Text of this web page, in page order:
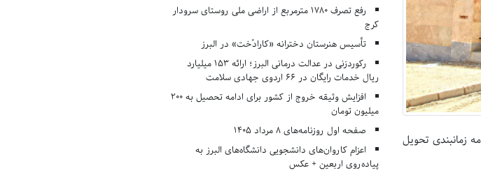
زمانبندی تحویل
رفع تصرف ۱۷۸۰ مترمربع از اراضی ملی روستای سرودار
کرج
تأسیس هنرستان دخترانه «کارادُخت» در البرز
رکوردزنی در عدالت درمانی البرز؛ ارائه ۱۵۳ میلیارد
ریال خدمات رایگان در ۶۶ اردوی جهادی سلامت
افزایش وثیقه خروج از کشور برای ادامه تحصیل به ۲۰۰
میلیون تومان
صفحه اول روزنامه‌های 8 مرداد 1405
اعزام کاروان‌های دانشجویی دانشگاه‌های البرز به
پیاده‌روی اربعین + عکس